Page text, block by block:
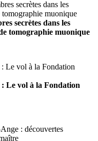
secrètes dans les
tomographie muonique
Le vol à la Fondation